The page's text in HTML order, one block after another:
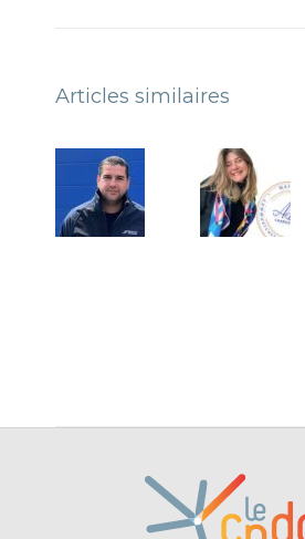
Articles similaires
Témoignage
de Baptiste
LEDUC,
dirigeant de